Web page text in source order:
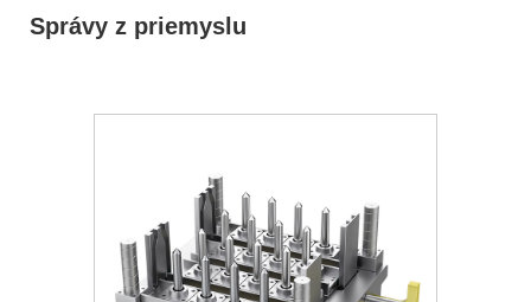
Správy z priemyslu